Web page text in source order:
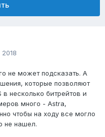
не может подсказать. А
которые позволяют
в несколько битрейтов и
много - Astra,
чтобы на ходу все могло
не нашел.